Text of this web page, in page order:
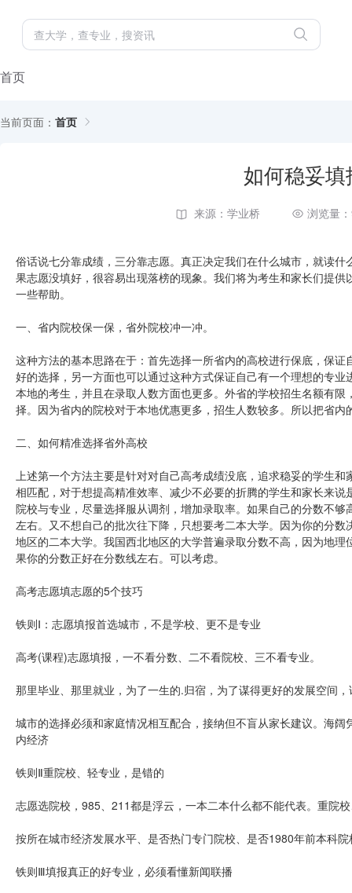
首页
当前页面： 首页
如何稳妥
来源：学业桥 浏览量
俗话说七分靠成绩，三分靠志愿。真正决定我们在什么城市，就读
果志愿没填好，很容易出现落榜的现象。我们将为考生和家长们提
一些帮助。
一、省内院校保一保，省外院校冲一冲。
这种方法的基本思路在于：首先选择一所省内的高校进行保底，保
好的选择，另一方面也可以通过这种方式保证自己有一个理想的专
本地的考生，并且在录取人数方面也更多。外省的学校招生名额有
择。因为省内的院校对于本地优惠更多，招生人数较多。所以把省
二、如何精准选择省外高校
上述第一个方法主要是针对对自己高考成绩没底，追求稳妥的学生
相匹配，对于想提高精准效率、减少不必要的折腾的学生和家长来
院校与专业，尽量选择服从调剂，增加录取率。如果自己的分数不
左右。又不想自己的批次往下降，只想要考二本大学。因为你的分
地区的二本大学。我国西北地区的大学普遍录取分数不高，因为地
果你的分数正好在分数线左右。可以考虑。
高考志愿填志愿的5个技巧
铁则Ⅰ：志愿填报首选城市，不是学校、更不是专业
高考(课程)志愿填报，一不看分数、二不看院校、三不看专业。
那里毕业、那里就业，为了一生的.归宿，为了谋得更好的发展空间
城市的选择必须和家庭情况相互配合，接纳但不盲从家长建议。海
内经济
铁则Ⅱ重院校、轻专业，是错的
志愿选院校，985、211都是浮云，一本二本什么都不能代表。重院
按所在城市经济发展水平、是否热门专门院校、是否1980年前本科
铁则Ⅲ填报真正的好专业，必须看懂新闻联播